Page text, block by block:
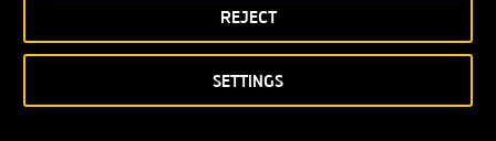
SETTINGS
REJECT
funciona como la teoría de Euler-
Bernoulli, pero no desprecia el esfuerzo cortante respecto al
momento flector, por lo que utiliza ecuaciones más complejas
aplicables a la curva elástica de vigas cortas, y es de mucha